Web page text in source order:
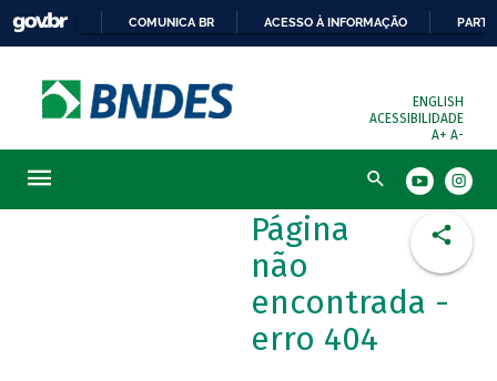
COMUNICA BR ACESSO À INFORMAÇÃO
ENGLISH
ACESSIBILIDADE
A+ A-
Busca
Página
não
encontrada -
erro 404